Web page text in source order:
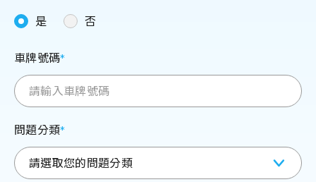
ATR 共享機車
是
否
車牌號碼
問題分類